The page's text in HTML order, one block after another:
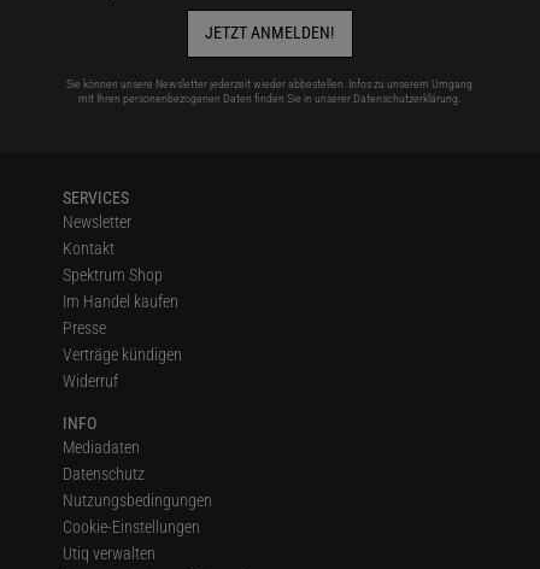
JETZT ANMELDEN!
Sie können unsere Newsletter jederzeit wieder abbestellen. Infos zu unserem Umgang
mit Ihren personenbezogenen Daten finden Sie in unserer Datenschutzerklärung
SERVICES
Newsletter
Kontakt
Spektrum Shop
Im Handel kaufen
Presse
Verträge kündigen
Widerruf
INFO
Mediadaten
Datenschutz
Nutzungsbedingungen
Cookie-Einstellungen
Utiq verwalten